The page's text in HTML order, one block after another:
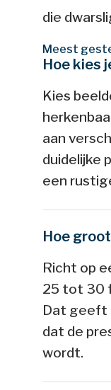
die
Meest
Hoe kies
Kies
aan
duidelijke
een
Hoe
Richt op
25 tot 30
Dat geeft
dat de
wordt.